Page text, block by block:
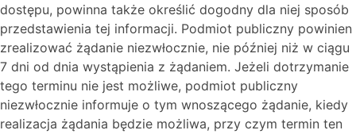
dostępu, powinna także określić dogodny dla niej sposób
przedstawienia tej informacji. Podmiot publiczny powinien
zrealizować żądanie niezwłocznie, nie później niż w ciągu
7 dni od dnia wystąpienia z żądaniem. Jeżeli dotrzymanie
tego terminu nie jest możliwe, podmiot publiczny
niezwłocznie informuje o tym wnoszącego żądanie, kiedy
realizacja żądania będzie możliwa, przy czym termin ten